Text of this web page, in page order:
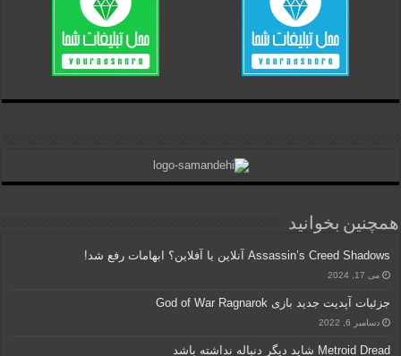
همچنین بخوانید
Assassin’s Creed Shadows آنلاین یا آفلاین؟ ابهامات رفع شد!
می 17, 2024
جزئیات آپدیت جدید بازی God of War Ragnarok
دسامبر 6, 2022
Metroid Dread شاید دیگر دنباله نداشته باشد